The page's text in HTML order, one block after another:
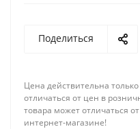
Поделиться
Цена действительна
отличаться от цен в
товара может отличаться
интернет-магазине!